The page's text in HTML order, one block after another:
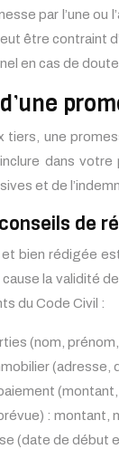
par l’une
être
en cas de
tiers, une
dans
et de
de
bien rédigée
la validité
du Code Civil :
(nom,
:
(date de début